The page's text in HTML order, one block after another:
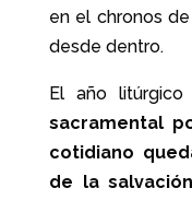
en el chronos
desde dentro.
El año litúrgico
sacramental
cotidiano
de la